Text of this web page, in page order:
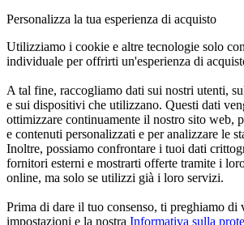
Personalizza la tua esperienza di acquisto
Utilizziamo i cookie e altre tecnologie solo
individuale per offrirti un'esperienza di
A tal fine, raccogliamo dati sui nostri utenti,
e sui dispositivi che utilizzano. Questi dati
ottimizzare continuamente il nostro sito web,
e contenuti personalizzati e per analizzare le
Inoltre, possiamo confrontare i tuoi dati
fornitori esterni e mostrarti offerte tramite i
online, ma solo se utilizzi già i loro servizi.
Prima di dare il tuo consenso, ti preghiamo di
impostazioni e la nostra Informativa sulla